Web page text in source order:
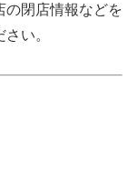
の閉店情報などを
い。